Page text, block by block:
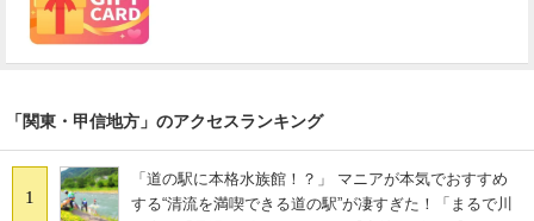
「関東・甲信地方」のアクセスランキング
1
「道の駅に本格水族館！？」 マニアが本気でおすすめ
する“清流を満喫できる道の駅”が凄すぎた！「まるで川